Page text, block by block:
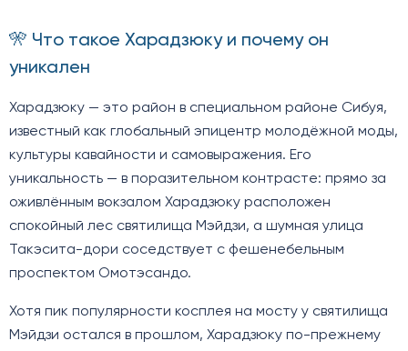
🎌 Что такое Харадзюку и почему он
уникален
Харадзюку — это район в специальном районе Сибуя,
известный как глобальный эпицентр молодёжной моды,
культуры кавайности и самовыражения. Его
уникальность — в поразительном контрасте: прямо за
оживлённым вокзалом Харадзюку расположен
спокойный лес святилища Мэйдзи, а шумная улица
Такэсита-дори соседствует с фешенебельным
проспектом Омотэсандо.
Хотя пик популярности косплея на мосту у святилища
Мэйдзи остался в прошлом, Харадзюку по-прежнему